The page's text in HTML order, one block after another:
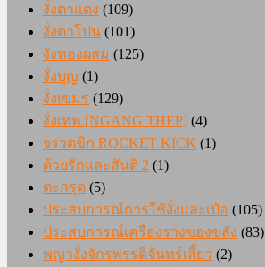
งั่งตาแดง (109)
งั่งตาโปน (101)
งั่งทองผสม (125)
งั่งบุญ (1)
งั่งเขมร (129)
งั่งเทพ [NGANG THEP] (4)
จรวดขิก ROCKET KICK (1)
ด้วยรักและสันติ 2 (1)
ตะกรุด (5)
ประสบการณ์การใช้งั่งและเป๋อ (105)
ประสบการณ์เครื่องรางของขลัง (83)
พญางั่งจักรพรรดิจันทร์เสี้ยว (2)